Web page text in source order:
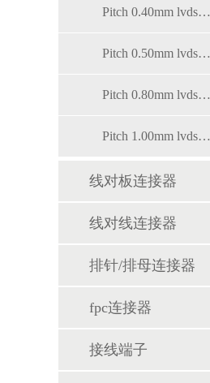
Pitch 0.40mm lvds连接器
Pitch 0.50mm lvds连接器
Pitch 0.80mm lvds连接器
Pitch 1.00mm lvds连接器
线对板连接器
线对线连接器
排针/排母连接器
fpc连接器
接线端子